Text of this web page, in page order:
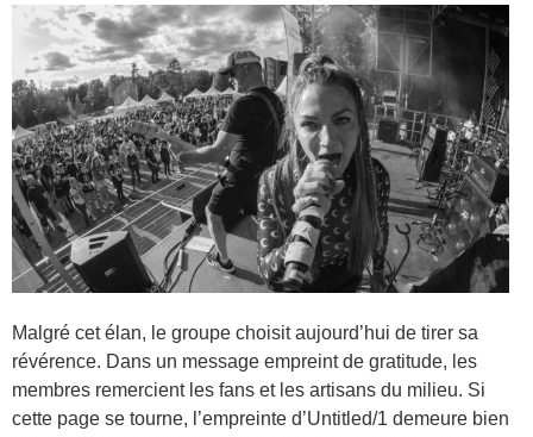
Malgré cet élan, le groupe choisit aujourd’hui de tirer sa
révérence. Dans un message empreint de gratitude, les
membres remercient les fans et les artisans du milieu. Si
cette page se tourne, l’empreinte d’Untitled/1 demeure bien